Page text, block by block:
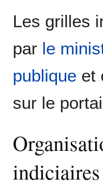
Les grilles
par le
publique et
sur le
indiciaires